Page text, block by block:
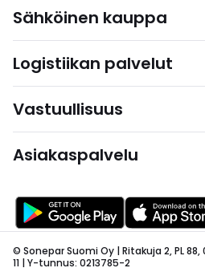
Sähköinen kauppa
Logistiikan palvelut
Vastuullisuus
Asiakaspalvelu
© Sonepar Suomi Oy | Ritakuja 2, PL 88,
11 | Y-tunnus: 0213785-2